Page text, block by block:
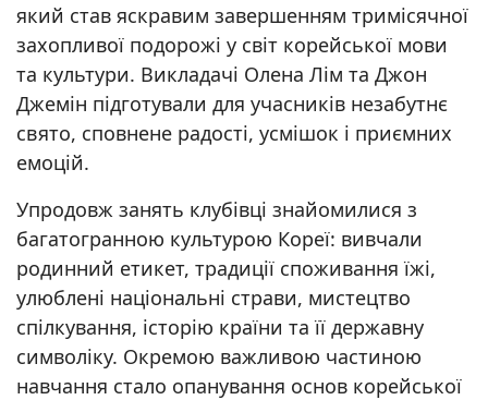
який став яскравим завершенням тримісячної
захопливої подорожі у світ корейської мови
та культури. Викладачі Олена Лім та Джон
Джемін підготували для учасників незабутнє
свято, сповнене радості, усмішок і приємних
емоцій.
Упродовж занять клубівці знайомилися з
багатогранною культурою Кореї: вивчали
родинний етикет, традиції споживання їжі,
улюблені національні страви, мистецтво
спілкування, історію країни та її державну
символіку. Окремою важливою частиною
навчання стало опанування основ корейської